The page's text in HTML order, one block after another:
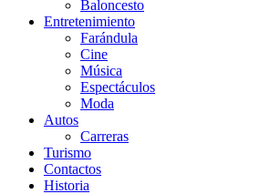
Baloncesto
Entretenimiento
Farándula
Cine
Música
Espectáculos
Moda
Autos
Carreras
Turismo
Contactos
Historia